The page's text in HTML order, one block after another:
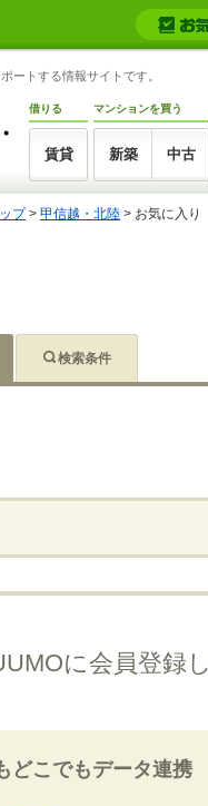
ートする情報サイトです。
借りる
賃貸
マンションを買う
新築 中古
プ> 甲信越・北陸 > お気に入り
検索条件
に会員登録
どこでもデータ連携